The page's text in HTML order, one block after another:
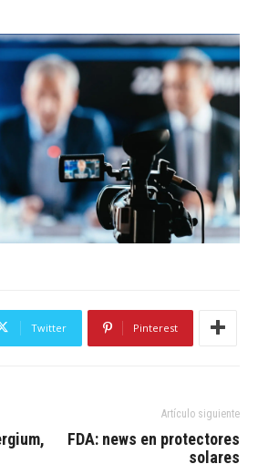
Twitter Pinterest
Artículo siguiente
FDA: news en protectores
solares